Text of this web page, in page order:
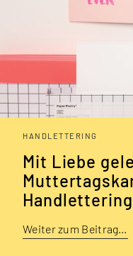
HANDLETTERING
Mit Liebe
Weiter zum Beitrag…